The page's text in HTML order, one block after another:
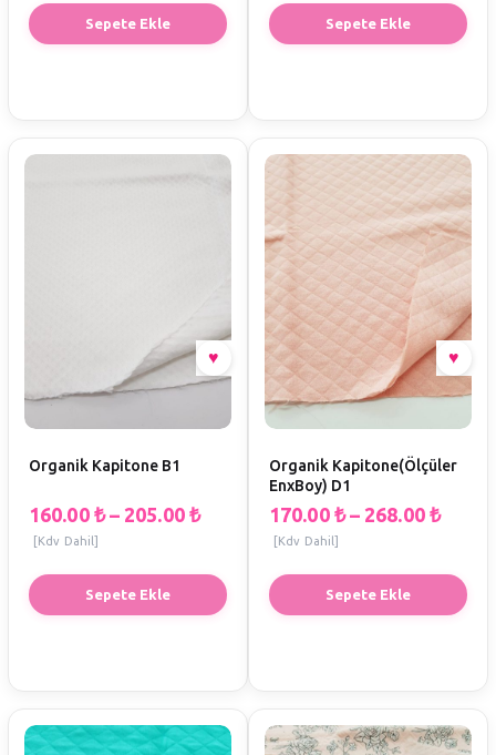
Sepete Ekle Sepete Ekle
Sepete Ekle
Organik Kapitone B1
160.00 ₺ – 205.00 ₺
[Kdv Dahil]
Sepete Ekle
Organik Kapitone(Ölçüler
EnxBoy) D1
170.00 ₺ – 268.00 ₺
[Kdv Dahil]